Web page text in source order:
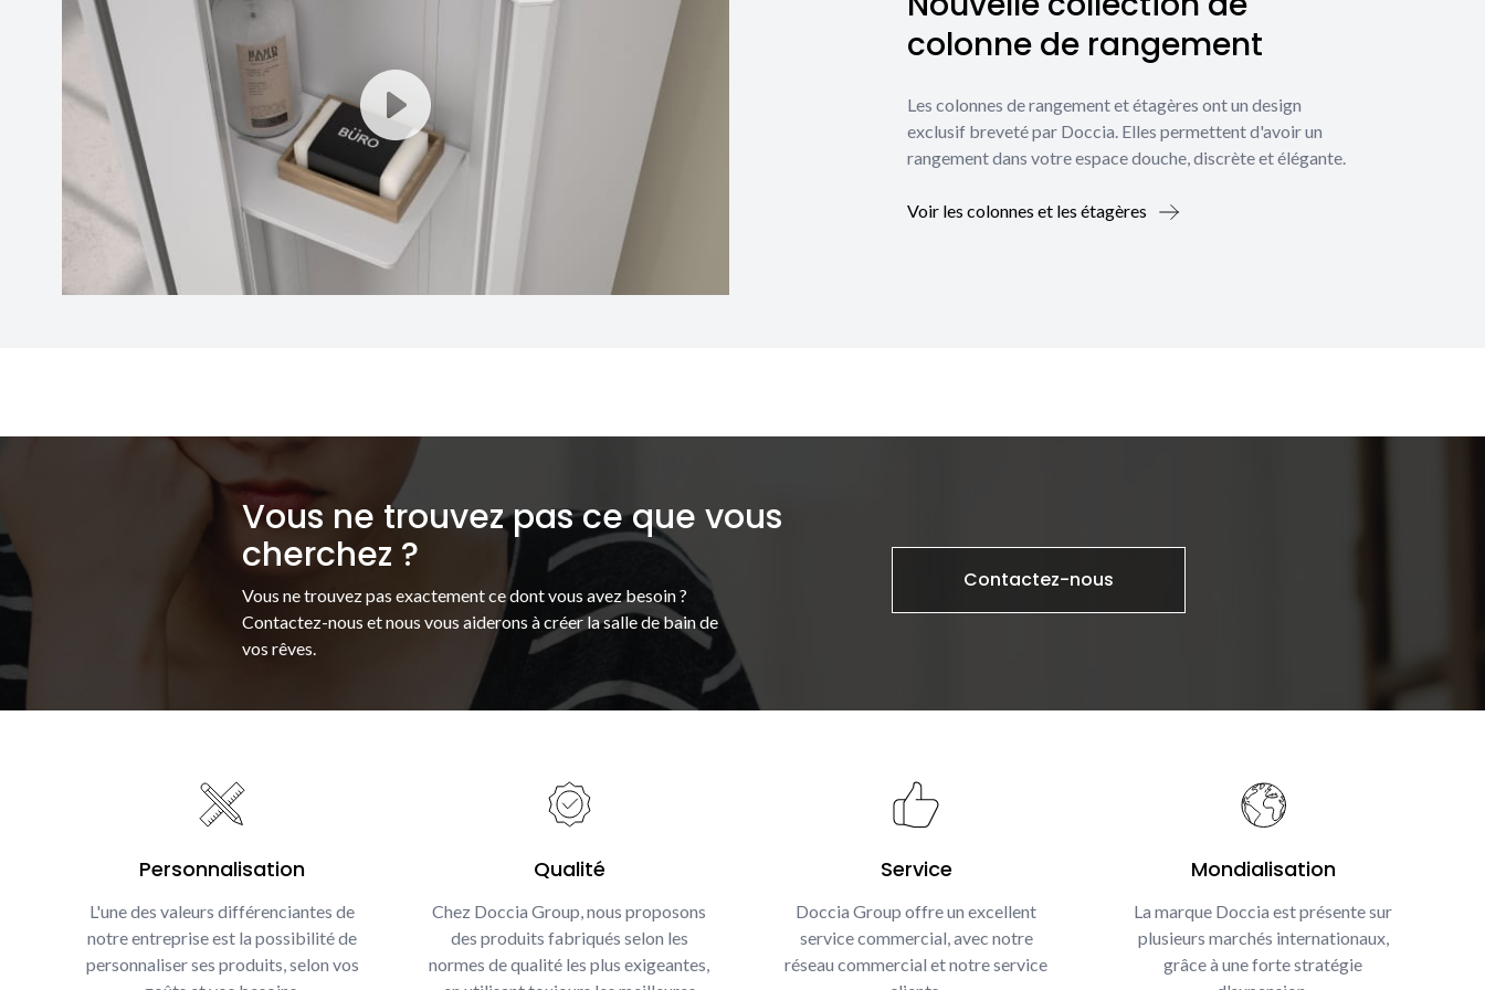
colonne de rangement
Les colonnes de rangement et étagères ont un design
exclusif breveté par Doccia. Elles permettent d'avoir un
rangement dans votre espace douche, discrète et élégante.
Voir les colonnes et les étagères
Vous ne trouvez pas ce que vous
cherchez ?
Vous ne trouvez pas exactement ce dont vous avez besoin ?
Contactez-nous et nous vous aiderons à créer la salle de bain de
vos rêves.
Contactez-nous
Personnalisation
L'une des valeurs différenciantes de
notre entreprise est la possibilité de
personnaliser ses produits, selon vos
Qualité
Chez Doccia Group, nous proposons
des produits fabriqués selon les
normes de qualité les plus exigeantes,
Service
Doccia Group offre un excellent
service commercial, avec notre
réseau commercial et notre service
Mondialisation
La marque Doccia est présente sur
plusieurs marchés internationaux,
grâce à une forte stratégie